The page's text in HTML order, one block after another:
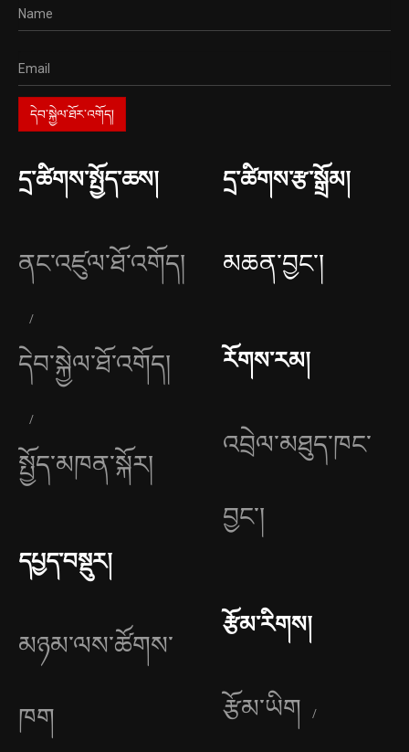
དྲ་ཚིགས་སྤྱོད་ཆས།
ནང་འཛུལ་ཐོ་འགོད།
དེབ་སྐྱེལ་ཐོ་འགོད།
སྤྱོད་མཁན་སྐོར།
དཔྱད་བསྡུར།
མཉམ་ལས་ཚོགས་
ཁག
དྲ་ཚིགས་རྩ་སྒྲོམ།
མཆན་བྱང༌།
རོགས་རམ།
འབྲེལ་མཐུད་ཁང་
བྱང༌།
རྩོམ་རིགས།
རྩོམ་ཡིག